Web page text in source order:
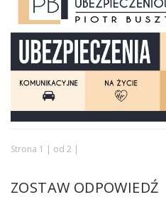
Strona 1 | od 2 |
ZOSTAW ODPOWIEDŹ